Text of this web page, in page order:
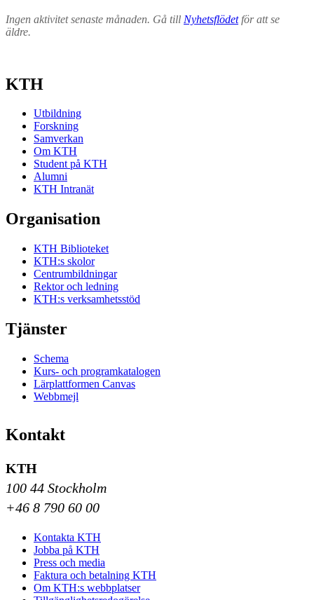
Ingen aktivitet senaste månaden. Gå till Nyhetsflödetför att se
äldre.
KTH
Utbildning
Forskning
Samverkan
Om KTH
Student på KTH
Alumni
KTH Intranät
Organisation
KTH Biblioteket
KTH:s skolor
Centrumbildningar
Rektor och ledning
KTH:s verksamhetsstöd
Tjänster
Schema
Kurs- och programkatalogen
Lärplattformen Canvas
Webbmejl
Kontakt
KTH
100 44 Stockholm
+46 8 790 60 00
Kontakta KTH
Jobba på KTH
Press och media
Faktura och betalning KTH
Om KTH:s webbplatser